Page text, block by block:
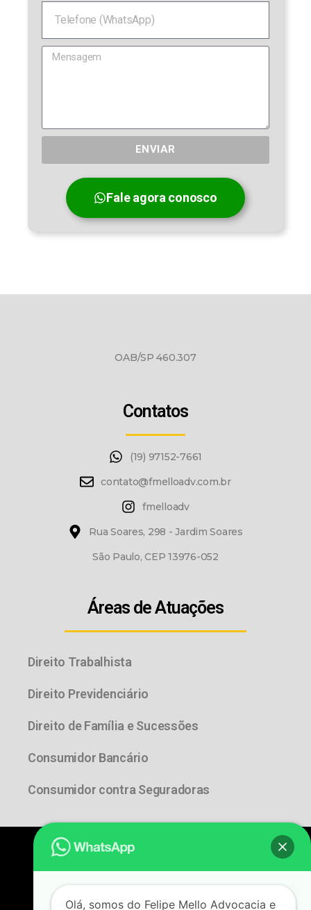
ENVIAR
Fale agora conosco
OAB/SP 460.307
Contatos
(19) 97152-7661
contato@fmelloadv.com.br
fmelloadv
Rua Soares, 298 - Jardim Soares
São Paulo, CEP 13976-052
Áreas de Atuações
Direito Trabalhista
Direito Previdenciário
Direito de Família e Sucessões
Consumidor Bancário
Consumidor contra Seguradoras
Felipe Mello Advocacia e Consultoria Jurídica
Todos os Direitos Reservados
Olá, somos do Felipe Mello Advocacia e